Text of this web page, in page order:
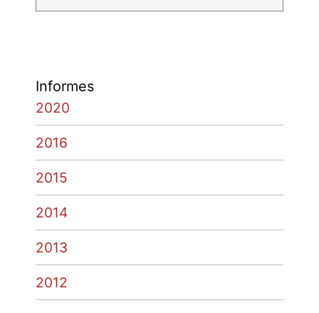
Informes
2020
2016
2015
2014
2013
2012